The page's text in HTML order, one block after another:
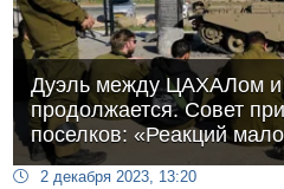
Дуэль между ЦАХАЛом и
продолжается. Совет
поселков: «Реакций
2 декабря 2023, 13:20